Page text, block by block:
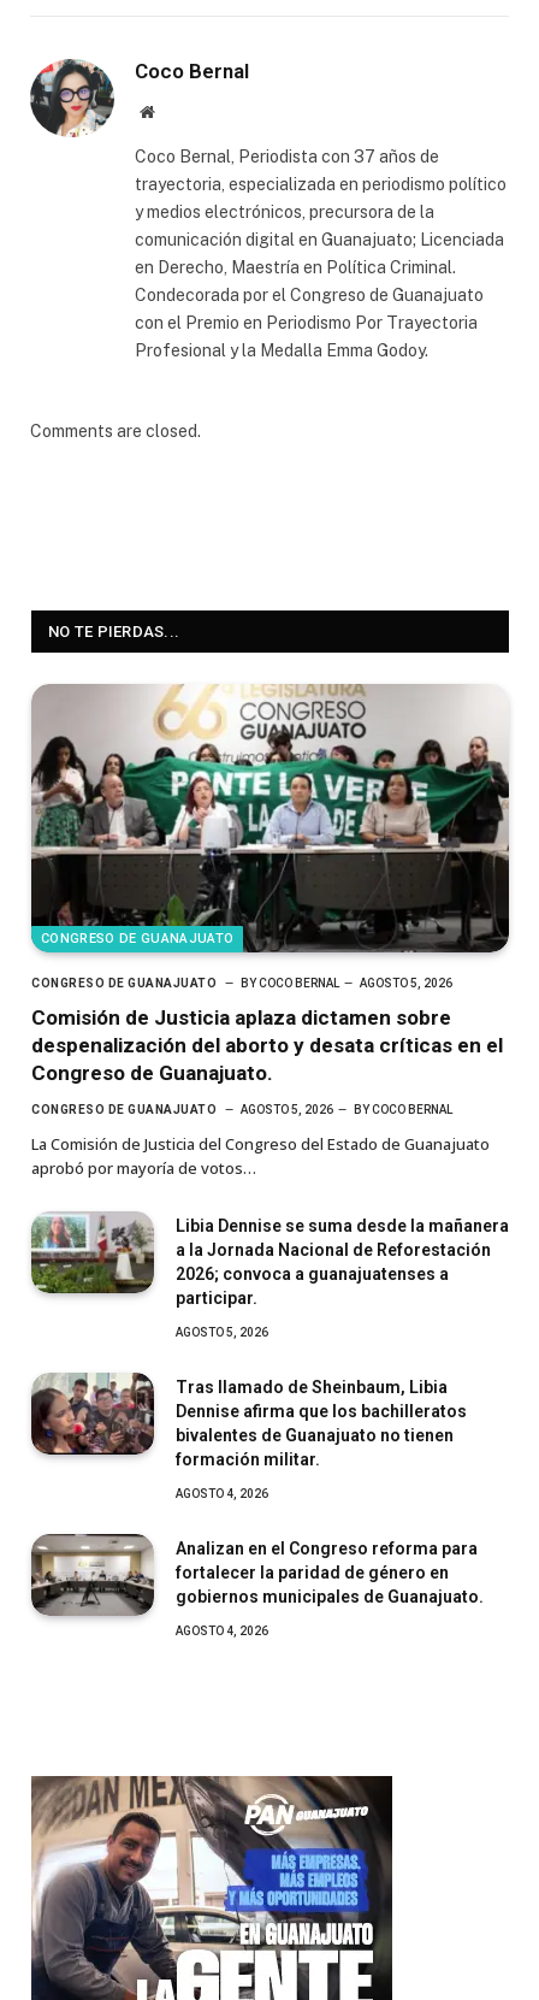
Coco Bernal
Website
Coco Bernal, Periodista con 37 años de
trayectoria, especializada en periodismo político
y medios electrónicos, precursora de la
comunicación digital en Guanajuato; Licenciada
en Derecho, Maestría en Política Criminal.
Condecorada por el Congreso de Guanajuato
con el Premio en Periodismo Por Trayectoria
Profesional y la Medalla Emma Godoy.
Comments are closed.
NO TE PIERDAS...
CONGRESO DE GUANAJUATO
CONGRESO DE GUANAJUATO BYCOCO BERNAL AGOSTO 5, 2026
Comisión de Justicia aplaza dictamen sobre
despenalización del aborto y desata críticas en el
Congreso de Guanajuato.
CONGRESO DE GUANAJUATO AGOSTO 5, 2026 BYCOCO BERNAL
La Comisión de Justicia del Congreso del Estado de Guanajuato
aprobó por mayoría de votos…
Libia Dennise se suma desde la mañanera
a la Jornada Nacional de Reforestación
2026; convoca a guanajuatenses a
participar.
AGOSTO 5, 2026
Tras llamado de Sheinbaum, Libia
Dennise afirma que los bachilleratos
bivalentes de Guanajuato no tienen
formación militar.
AGOSTO 4, 2026
Analizan en el Congreso reforma para
fortalecer la paridad de género en
gobiernos municipales de Guanajuato.
AGOSTO 4, 2026